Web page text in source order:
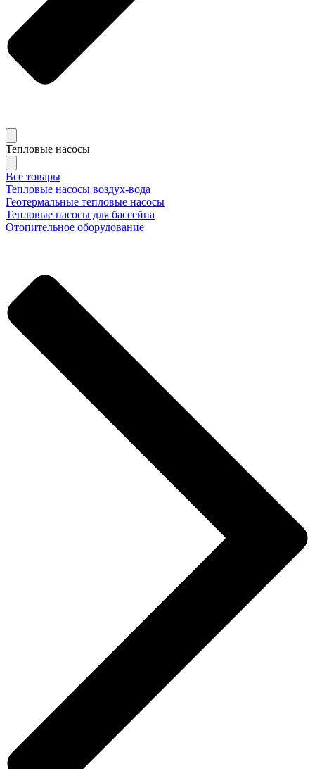
Тепловые насосы
Все товары
Тепловые насосы воздух-вода
Геотермальные тепловые насосы
Тепловые насосы для бассейна
Отопительное оборудование